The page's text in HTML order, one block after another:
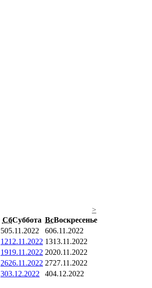
>
СбСуббота ВсВоскресенье
505.11.2022 606.11.2022
1212.11.2022 1313.11.2022
1919.11.2022 2020.11.2022
2626.11.2022 2727.11.2022
303.12.2022 404.12.2022